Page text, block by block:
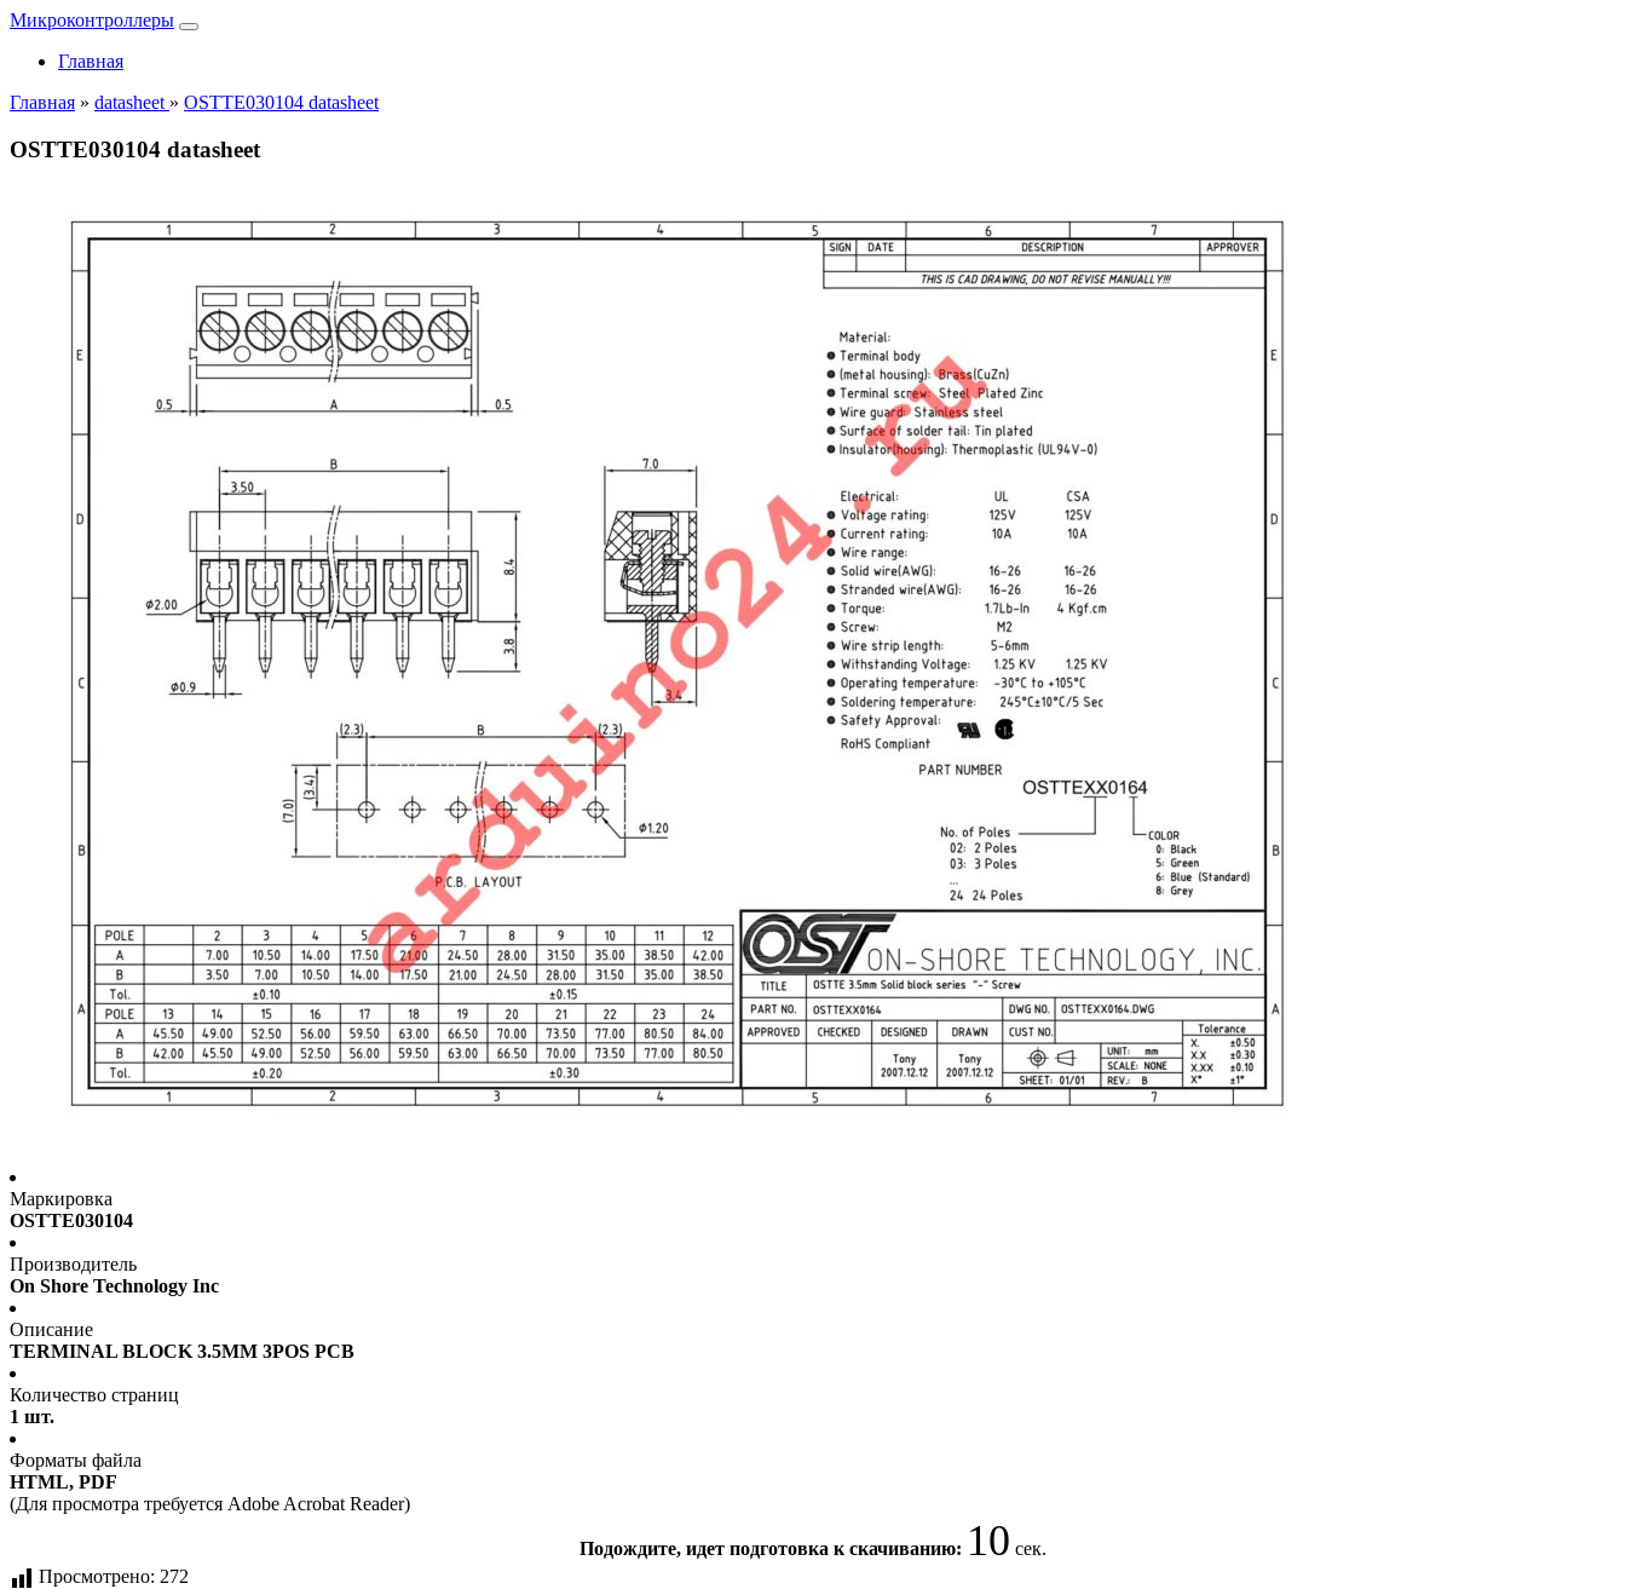
Микроконтроллеры
Главная
Главная » datasheet » OSTTE030104 datasheet
OSTTE030104 datasheet
Маркировка
OSTTE030104
Производитель
On Shore Technology Inc
Описание
TERMINAL BLOCK 3.5MM 3POS PCB
Количество страниц
1 шт.
Форматы файла
HTML, PDF
(Для просмотра требуется Adobe Acrobat Reader)
Подождите, идет подготовка к скачиванию: 10 сек.
Просмотрено: 272